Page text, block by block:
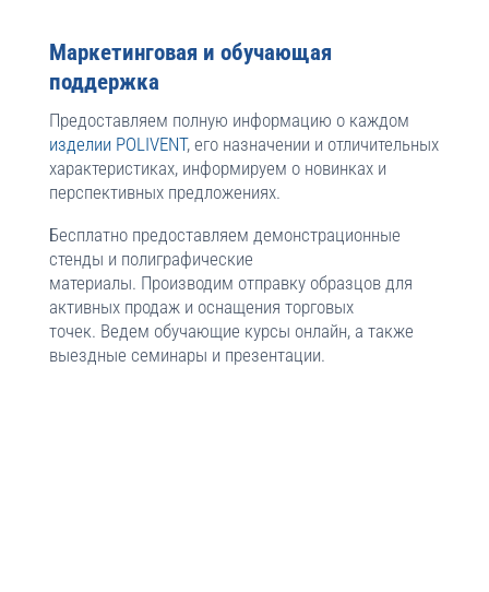
Маркетинговая и обучающая
поддержка
Предоставляем полную информацию о каждом
изделии POLIVENT, его назначении и отличительных
характеристиках, информируем о новинках и
перспективных предложениях.
Бесплатно предоставляем демонстрационные
стенды и полиграфические
материалы. Производим отправку образцов для
активных продаж и оснащения торговых
точек. Ведем обучающие курсы онлайн, а также
выездные семинары и презентации.